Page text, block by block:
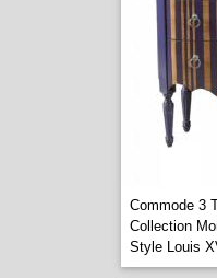
Commode 3
Collection
Style Louis